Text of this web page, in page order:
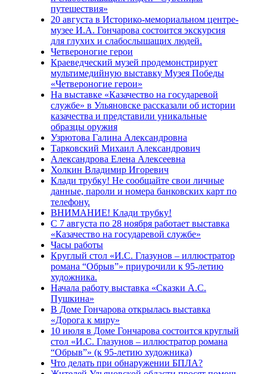
путешествия»
20 августа в Историко-мемориальном центре-
музее И.А. Гончарова состоится экскурсия
для глухих и слабослышащих людей.
Четвероногие герои
Краеведческий музей продемонстрирует
мультимедийную выставку Музея Победы
«Четвероногие герои»
На выставке «Казачество на государевой
службе» в Ульяновске рассказали об истории
казачества и представили уникальные
образцы оружия
Узрютова Галина Александровна
Тарковский Михаил Александрович
Александрова Елена Алексеевна
Холкин Владимир Игоревич
Клади трубку! Не сообщайте свои личные
данные, пароли и номера банковских карт по
телефону.
ВНИМАНИЕ! Клади трубку!
С 7 августа по 28 ноября работает выставка
«Казачество на государевой службе»
Часы работы
Круглый стол «И.С. Глазунов – иллюстратор
романа “Обрыв”» приурочили к 95-летию
художника.
Начала работу выставка «Сказки А.С.
Пушкина»
В Доме Гончарова открылась выставка
«Дорога к миру»
10 июля в Доме Гончарова состоится круглый
стол «И.С. Глазунов – иллюстратор романа
“Обрыв”» (к 95-летию художника)
Что делать при обнаружении БПЛА?